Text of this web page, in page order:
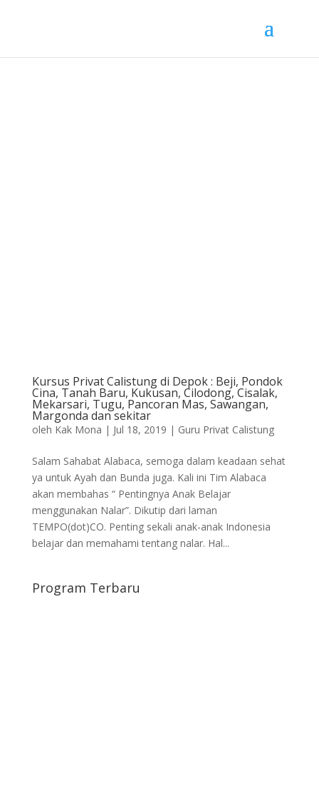
Kursus Privat Calistung di Depok : Beji, Pondok
Cina, Tanah Baru, Kukusan, Cilodong, Cisalak,
Mekarsari, Tugu, Pancoran Mas, Sawangan,
Margonda dan sekitar
oleh Kak Mona | Jul 18, 2019 | Guru Privat Calistung
Salam Sahabat Alabaca, semoga dalam keadaan sehat
ya untuk Ayah dan Bunda juga. Kali ini Tim Alabaca
akan membahas “ Pentingnya Anak Belajar
menggunakan Nalar”. Dikutip dari laman
TEMPO(dot)CO. Penting sekali anak-anak Indonesia
belajar dan memahami tentang nalar. Hal...
Program Terbaru